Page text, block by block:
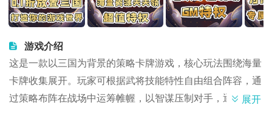
游戏介绍
这是一款以三国为背景的策略卡牌游戏，核心玩法围绕海量
卡牌收集展开。玩家可根据武将技能特性自由组合阵容，通
过策略布阵在战场中运筹帷幄，以智谋压制对手，逐步向统
展开